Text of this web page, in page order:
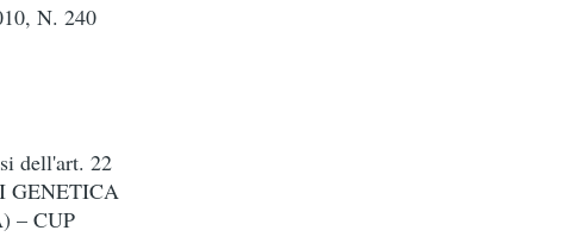
N. 240
dell'art. 22
GENETICA
– CUP